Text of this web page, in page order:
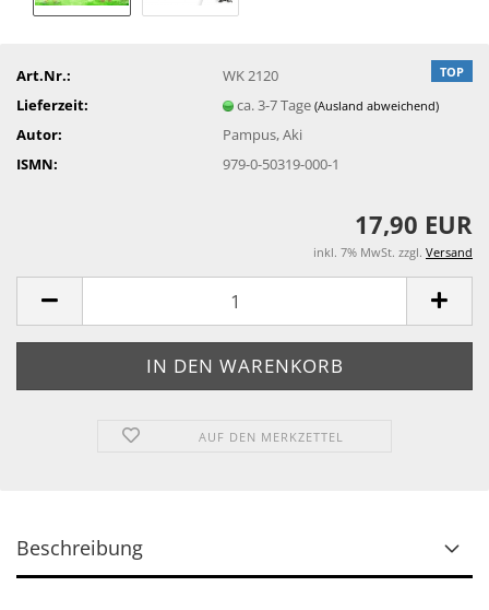
TOP
Art.Nr.:
WK 2120
Lieferzeit:
ca. 3-7 Tage(Ausland abweichend)
Autor:
Pampus, Aki
ISMN:
979-0-50319-000-1
17,90 EUR
inkl. 7% MwSt. zzgl. Versand
AUF DEN MERKZETTEL
Beschreibung